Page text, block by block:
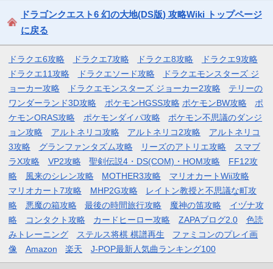
ドラゴンクエスト6 幻の大地(DS版) 攻略Wiki トップページ
に戻る
ドラクエ6攻略 ドラクエ7攻略 ドラクエ8攻略
ドラクエ9攻略
ドラクエ11攻略
ドラクエソード攻略
ドラクエモンスターズ ジ
ョーカー攻略
ドラクエモンスターズ ジョーカー2攻略
テリーの
ワンダーランド3D攻略
ポケモンHGSS攻略 ポケモンBW攻略
ポ
ケモンORAS攻略
ポケモンダイパ攻略
ポケモン不思議のダンジ
ョン攻略
アルトネリコ攻略 アルトネリコ2攻略
アルトネリコ
3攻略
グランファンタズム攻略 リーズのアトリエ攻略
スマブ
ラX攻略
VP2攻略 聖剣伝説4・DS(COM)・HOM攻略
FF12攻
略
風来のシレン攻略 MOTHER3攻略
マリオカートWii攻略
マリオカート7攻略
MHP2G攻略
レイトン教授と不思議な町攻
略
悪魔の箱攻略 最後の時間旅行攻略 魔神の笛攻略
イヅナ攻
略
コンタクト攻略 カードヒーロー攻略 ZAPAブログ2.0
色読
みトレーニング
ステルス将棋 棋譜再生
ファミコンのプレイ画
像
Amazon 楽天 J-POP最新人気曲ランキング100